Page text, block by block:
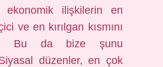
ekonomik ilişkilerin en
ve en kırılgan kısmını
Bu da bize şunu
düzenler, en çok